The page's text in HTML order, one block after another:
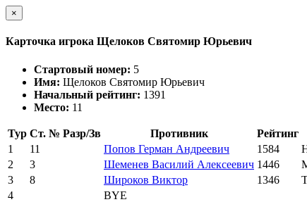
×
Карточка игрока Щелоков Святомир Юрьевич
Стартовый номер: 5
Имя: Щелоков Святомир Юрьевич
Начальный рейтинг: 1391
Место: 11
Тур Ст. № Разр/Зв Противник Рейтинг
1
11 Попов Герман Андреевич 1584
2
3 Шеменев Василий Алексеевич 1446
3
8 Широков Виктор 1346
4
BYE